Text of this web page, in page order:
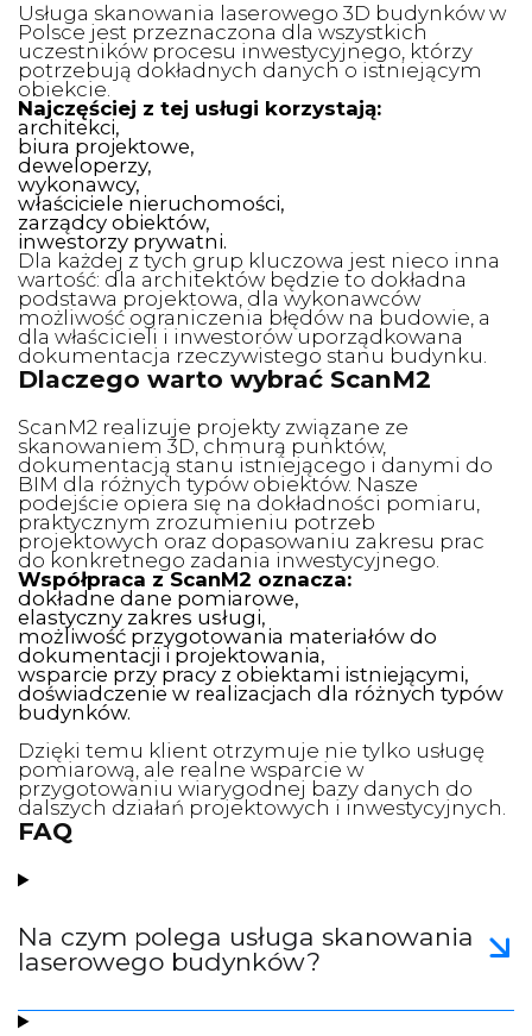
Usługa skanowania laserowego 3D budynków w
Polsce jest przeznaczona dla wszystkich
uczestników procesu inwestycyjnego, którzy
potrzebują dokładnych danych o istniejącym
obiekcie.
Najczęściej z tej usługi korzystają:
architekci,
biura projektowe,
deweloperzy,
wykonawcy,
właściciele nieruchomości,
zarządcy obiektów,
inwestorzy prywatni.
Dla każdej z tych grup kluczowa jest nieco inna
wartość: dla architektów będzie to dokładna
podstawa projektowa, dla wykonawców
możliwość ograniczenia błędów na budowie, a
dla właścicieli i inwestorów uporządkowana
dokumentacja rzeczywistego stanu budynku.
Dlaczego warto wybrać ScanM2
ScanM2 realizuje projekty związane ze
skanowaniem 3D, chmurą punktów,
dokumentacją stanu istniejącego i danymi do
BIM dla różnych typów obiektów. Nasze
podejście opiera się na dokładności pomiaru,
praktycznym zrozumieniu potrzeb
projektowych oraz dopasowaniu zakresu prac
do konkretnego zadania inwestycyjnego.
Współpraca z ScanM2 oznacza:
dokładne dane pomiarowe,
elastyczny zakres usługi,
możliwość przygotowania materiałów do
dokumentacji i projektowania,
wsparcie przy pracy z obiektami istniejącymi,
doświadczenie w realizacjach dla różnych typów
budynków.
Dzięki temu klient otrzymuje nie tylko usługę
pomiarową, ale realne wsparcie w
przygotowaniu wiarygodnej bazy danych do
dalszych działań projektowych i inwestycyjnych.
FAQ
Na czym polega usługa skanowania
laserowego budynków?